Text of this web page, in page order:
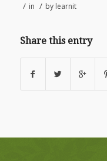
/ in / by learnit
Share this entry